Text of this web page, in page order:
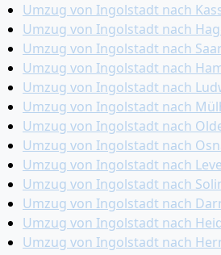
Umzug von Ingolstadt nach
Umzug von Ingolstadt nach
Umzug von Ingolstadt nach
Umzug von Ingolstadt nach
Umzug von Ingolstadt nach
Umzug von Ingolstadt nach
Umzug von Ingolstadt nach
Umzug von Ingolstadt nach
Umzug von Ingolstadt nach
Umzug von Ingolstadt nach
Umzug von Ingolstadt nach
Umzug von Ingolstadt nach
Umzug von Ingolstadt nach